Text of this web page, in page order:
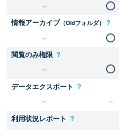
情報アーカイブ（Oldフォルダ） ？
閲覧のみ権限 ？
データエクスポート ？
利用状況レポート ？